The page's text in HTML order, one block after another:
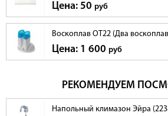
Цена: 50 руб
Воскоплав OT22 (Два
Цена: 1 600 руб
РЕКОМЕНДУЕМ
Напольный климазон Эйра